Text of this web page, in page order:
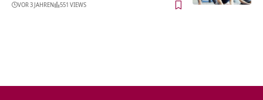
VOR 3 JAHREN 551 VIEWS